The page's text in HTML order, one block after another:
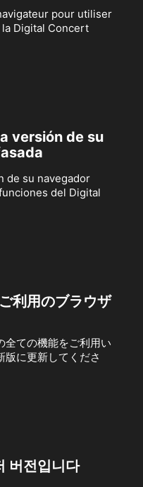
pour utiliser
Digital Concert
versión de su
de su navegador
del Digital
利用のブラウザ
全ての機能をご利用い
版に更新してくださ
버전입니다